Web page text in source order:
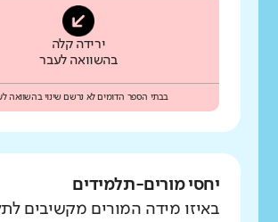
ירידה קלה
בהשוואה לעבר
בבתי הספר הדומים לא נרשם שינוי בהשוואה
יחסי מורים-תלמידים
באיזו מידה המורים מקשיבים